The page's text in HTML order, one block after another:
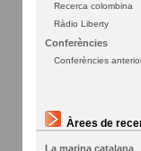
Recerca colombina
Ràdio Liberty
Conferències
Conferències
Àrees de
La marina catalana